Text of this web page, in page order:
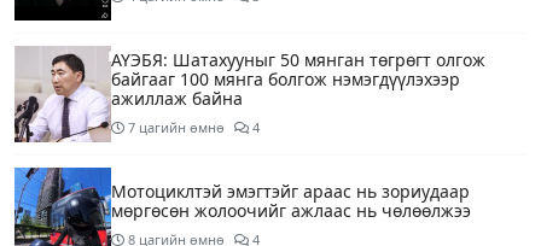
АҮЭБЯ: Шатахууныг 50 мянган төгрөгт олгож
байгааг 100 мянга болгож нэмэгдүүлэхээр
ажиллаж байна
7 цагийн өмнө 4
Мотоциклтэй эмэгтэйг араас нь зориудаар
мөргөсөн жолоочийг ажлаас нь чөлөөлжээ
8 цагийн өмнө 4